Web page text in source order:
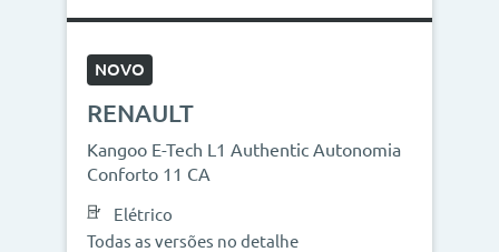
NOVO
RENAULT
Kangoo E-Tech L1 Authentic Autonomia
Conforto 11 CA
Elétrico
Todas as versões no detalhe